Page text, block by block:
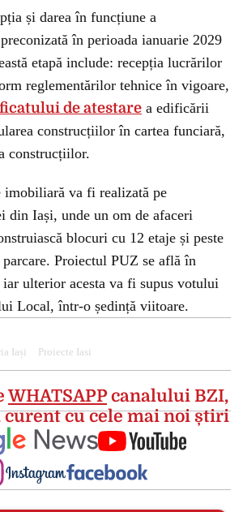
și darea în funcțiune a
în perioada ianuarie 2029
etapă include: recepția lucrărilor
reglementărilor tehnice în vigoare,
de atestare a edificării
construcțiilor în cartea funciară,
construcțiilor.
va fi realizată pe
din Iași, unde un om de afaceri
blocuri cu 12 etaje și peste
Proiectul PUZ se află în
iar ulterior acesta va fi supus votului
Local, într-o ședință viitoare.
Iași Proiecte Iasi
WHATSAPPcanalului BZI,
cu cele mai noi știri